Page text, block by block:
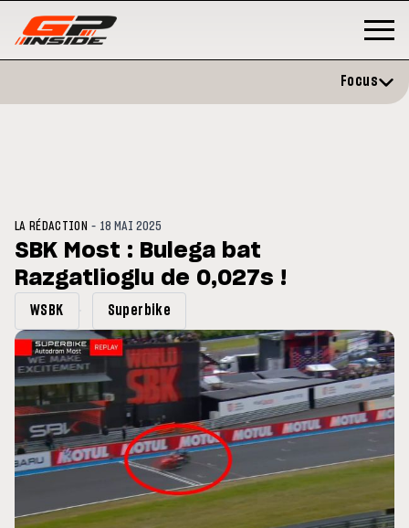
du GP de Grande-
MOTO GP
Focus
LA RÉDACTION - 18 MAI 2025
SBK Most : Bulega bat
Razgatlioglu de 0,027s !
WSBK Superbike